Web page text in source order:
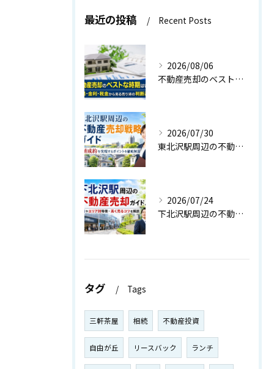
最近の投稿 Recent Posts
2026/08/06
不動産売却のベストな時期はいつ？相場・金利・税金から見る売り時の判断基準
2026/07/30
東北沢駅周辺の不動産売却戦略ガイド｜高値成約を実現するポイントを徹底解説
2026/07/24
下北沢駅周辺の不動産売却ガイド！相場やエリア別特徴・高く売るコツを解説
タグ Tags
三軒茶屋 相続 不動産投資
自由が丘 リースバック ランチ